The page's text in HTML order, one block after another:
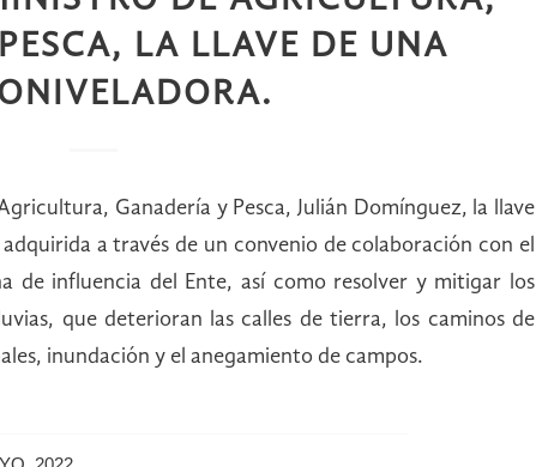
LA LLAVE DE UNA
Ganadería y Pesca, Julián Domínguez, la llave
a través de un convenio de colaboración con el
de influencia del Ente, así como resolver y mitigar los
que deterioran las calles de tierra, los caminos de
inundación y el anegamiento de campos.